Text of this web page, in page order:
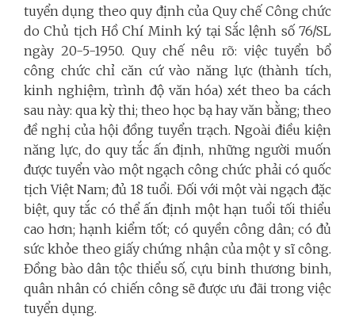
tuyển dụng theo quy định của Quy chế Công chức
do Chủ tịch Hồ Chí Minh ký tại Sắc lệnh số 76/SL
ngày 20-5-1950. Quy chế nêu rõ: việc tuyển bổ
công chức chỉ căn cứ vào năng lực (thành tích,
kinh nghiệm, trình độ văn hóa) xét theo ba cách
sau này: qua kỳ thi; theo học bạ hay văn bằng; theo
đề nghị của hội đồng tuyển trạch. Ngoài điều kiện
năng lực, do quy tắc ấn định, những người muốn
được tuyển vào một ngạch công chức phải có quốc
tịch Việt Nam; đủ 18 tuổi. Đối với một vài ngạch đặc
biệt, quy tắc có thể ấn định một hạn tuổi tối thiểu
cao hơn; hạnh kiểm tốt; có quyền công dân; có đủ
sức khỏe theo giấy chứng nhận của một y sĩ công.
Đồng bào dân tộc thiểu số, cựu binh thương binh,
quân nhân có chiến công sẽ được ưu đãi trong việc
tuyển dụng.